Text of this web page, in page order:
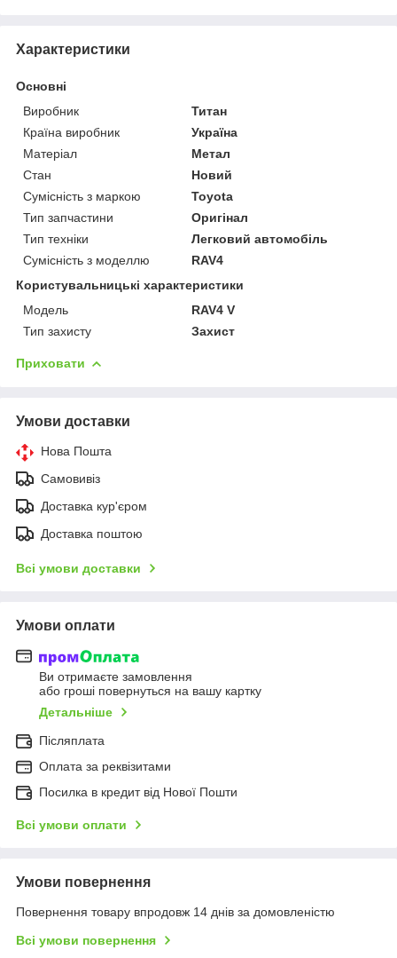
Характеристики
Основні
Виробник
Титан
Країна виробник
Україна
Матеріал
Метал
Стан
Новий
Сумісність з маркою
Toyota
Тип запчастини
Оригінал
Тип техніки
Легковий автомобіль
Сумісність з моделлю
RAV4
Користувальницькі характеристики
Мoдель
RAV4 V
Тип захисту
Захист
Приховати
Умови доставки
Нова Пошта
Самовивіз
Доставка кур'єром
Доставка поштою
Всі умови доставки
Умови оплати
Ви отримаєте замовлення
або гроші повернуться на вашу картку
Детальніше
Післяплата
Оплата за реквізитами
Посилка в кредит від Нової Пошти
Всі умови оплати
Умови повернення
Повернення товару впродовж 14 днів за домовленістю
Всі умови повернення